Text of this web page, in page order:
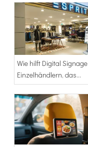
Bildschirm
Wie hilft Digital Signage
Einzelhändlern, das
Ladenerlebnis zu
verbessern?